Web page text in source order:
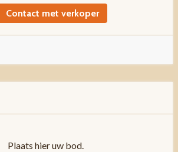
Contact met verkoper
Plaats hier uw bod.